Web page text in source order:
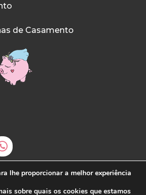
de Casamento
lhe proporcionar a melhor experiência
sobre quais os cookies que estamos